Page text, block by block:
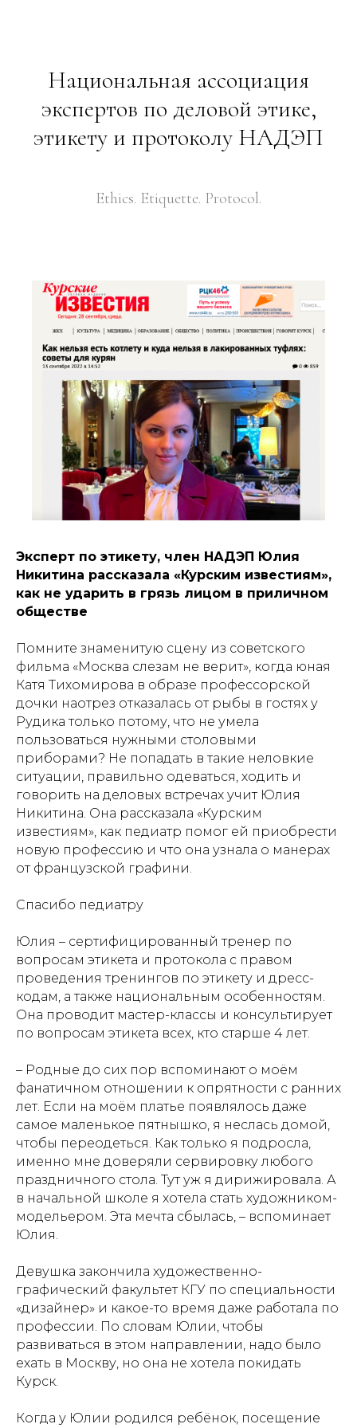
Национальная ассоциация
экспертов по деловой этике,
этикету и протоколу НАДЭП
Ethics. Etiquette. Protocol.
Эксперт по этикету, член НАДЭП Юлия
Никитина рассказала «Курским известиям»,
как не ударить в грязь лицом в приличном
обществе
Помните знаменитую сцену из советского
фильма «Москва слезам не верит», когда юная
Катя Тихомирова в образе профессорской
дочки наотрез отказалась от рыбы в гостях у
Рудика только потому, что не умела
пользоваться нужными столовыми
приборами? Не попадать в такие неловкие
ситуации, правильно одеваться, ходить и
говорить на деловых встречах учит Юлия
Никитина. Она рассказала «Курским
известиям», как педиатр помог ей приобрести
новую профессию и что она узнала о манерах
от французской графини.
Спасибо педиатру
Юлия – сертифицированный тренер по
вопросам этикета и протокола с правом
проведения тренингов по этикету и дресс-
кодам, а также национальным особенностям.
Она проводит мастер-классы и консультирует
по вопросам этикета всех, кто старше 4 лет.
– Родные до сих пор вспоминают о моём
фанатичном отношении к опрятности с ранних
лет. Если на моём платье появлялось даже
самое маленькое пятнышко, я неслась домой,
чтобы переодеться. Как только я подросла,
именно мне доверяли сервировку любого
праздничного стола. Тут уж я дирижировала. А
в начальной школе я хотела стать художником-
модельером. Эта мечта сбылась, – вспоминает
Юлия.
Девушка закончила художественно-
графический факультет КГУ по специальности
«дизайнер» и какое-то время даже работала по
профессии. По словам Юлии, чтобы
развиваться в этом направлении, надо было
ехать в Москву, но она не хотела покидать
Курск.
Когда у Юлии родился ребёнок, посещение